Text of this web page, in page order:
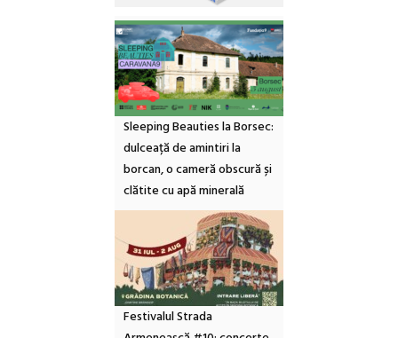
Sleeping Beauties la Borsec:
dulceață de amintiri la
borcan, o cameră obscură și
clătite cu apă minerală
Festivalul Strada